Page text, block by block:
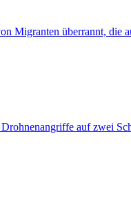
Migranten überrannt, die
auf zwei